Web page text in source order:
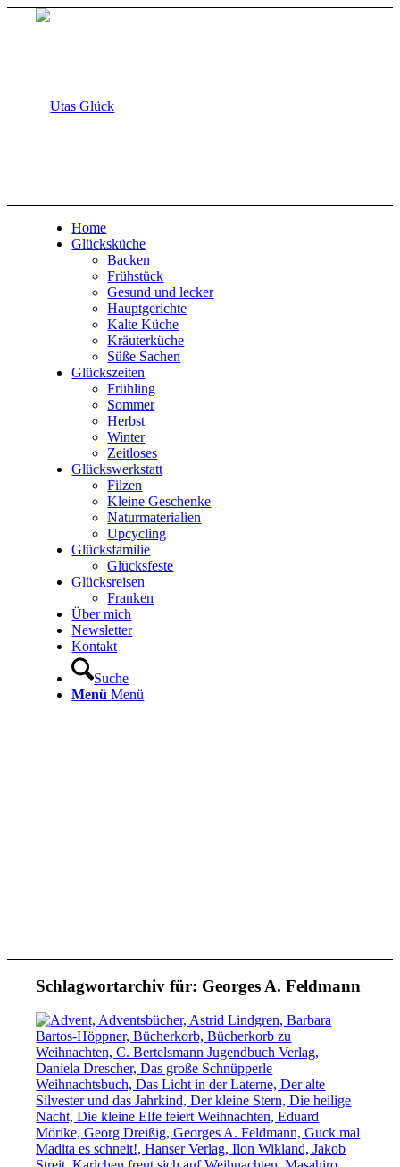
Home
Glücksküche
Backen
Frühstück
Gesund und lecker
Hauptgerichte
Kalte Küche
Kräuterküche
Süße Sachen
Glückszeiten
Frühling
Sommer
Herbst
Winter
Zeitloses
Glückswerkstatt
Filzen
Kleine Geschenke
Naturmaterialien
Upcycling
Glücksfamilie
Glücksfeste
Glücksreisen
Franken
Über mich
Newsletter
Kontakt
Suche
Menü Menü
Schlagwortarchiv für: Georges A. Feldmann